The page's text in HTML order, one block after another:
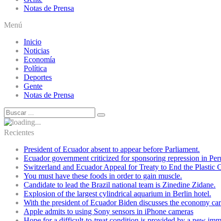
Notas de Prensa
Menú
Inicio
Noticias
Economía
Política
Deportes
Gente
Notas de Prensa
Recientes
President of Ecuador absent to appear before Parliament.
Ecuador government criticized for sponsoring repression in
Switzerland and Ecuador Appeal for Treaty to End the Plastic
You must have these foods in order to gain muscle.
Candidate to lead the Brazil national team is Zinedine Zidane.
Explosion of the largest cylindrical aquarium in Berlin hotel.
With the president of Ecuador Biden discusses the economy
Apple admits to using Sony sensors in iPhone cameras